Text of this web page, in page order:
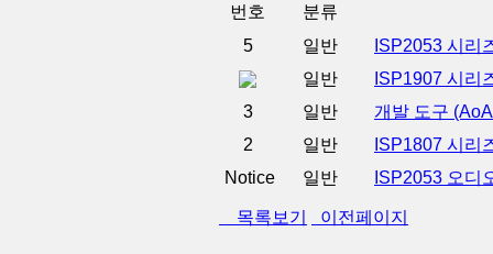
번호
분류
5
일반
ISP2053 시리
일반
ISP1907 시리
3
일반
개발 도구
2
일반
ISP1807 시리
Notice
일반 ISP2053 오디
목록보기 이전페이지